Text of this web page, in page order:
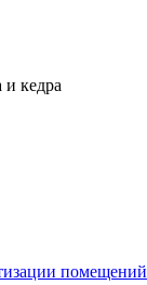
кедра
помещений